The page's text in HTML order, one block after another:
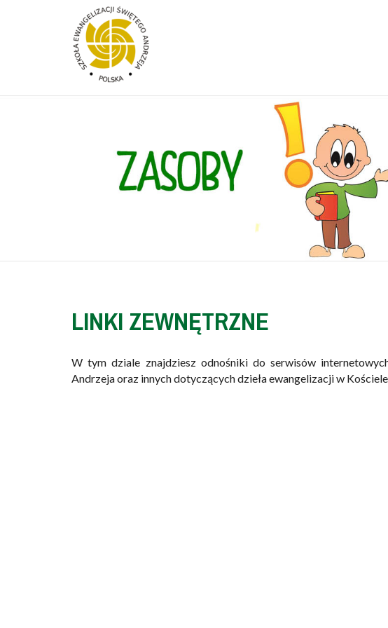
LINKI ZEWNĘTRZNE
W tym dziale znajdziesz odnośniki do serwisów
Andrzeja oraz innych dotyczących dzieła ewangelizacji w